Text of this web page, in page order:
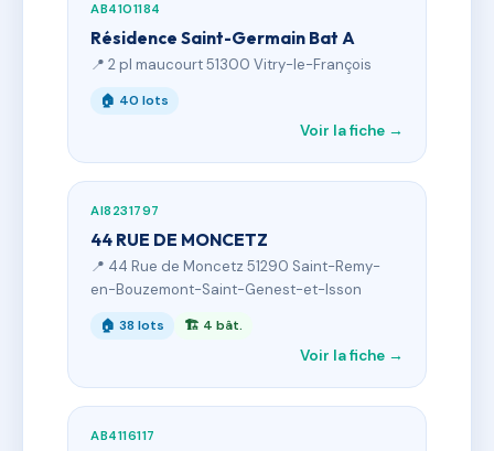
AB4101184
Résidence Saint-Germain Bat A
📍 2 pl maucourt 51300 Vitry-le-François
🏠 40 lots
Voir la fiche →
AI8231797
44 RUE DE MONCETZ
📍 44 Rue de Moncetz 51290 Saint-Remy-
en-Bouzemont-Saint-Genest-et-Isson
🏠 38 lots 🏗 4 bât.
Voir la fiche →
AB4116117